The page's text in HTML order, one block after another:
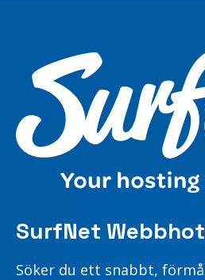
SurfNet
Söker du ett snabbt,